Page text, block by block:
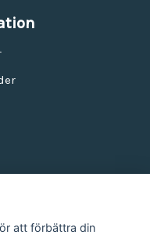
att förbättra din